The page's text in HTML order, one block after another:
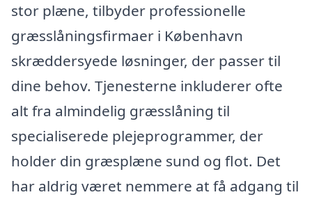
stor plæne, tilbyder professionelle
græsslåningsfirmaer i København
skræddersyede løsninger, der passer til
dine behov. Tjenesterne inkluderer ofte
alt fra almindelig græsslåning til
specialiserede plejeprogrammer, der
holder din græsplæne sund og flot. Det
har aldrig været nemmere at få adgang til